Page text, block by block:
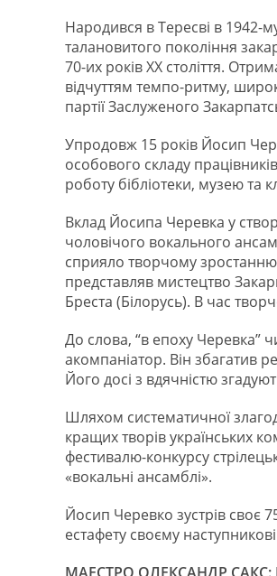
Народився в Тересві в 1942-
талановитого покоління
70-их років ХХ століття.
відчуттям темпо-ритму,
партії Заслуженого
Упродовж 15 років Йосип
особового складу
роботу бібліотеки, музею та
Вклад Йосипа Черевка у
чоловічого вокального
сприяло творчому
представляв мистецтво
Бреста (Білорусь). В час
До слова, “в епоху Черевка”
акомпаніатор. Він збагатив
Його досі з вдячністю
Шляхом систематичної
кращих творів українських
фестивалю-конкурсу
«вокальні ансамблі».
Йосип Черевко зустрів своє
естафету своєму